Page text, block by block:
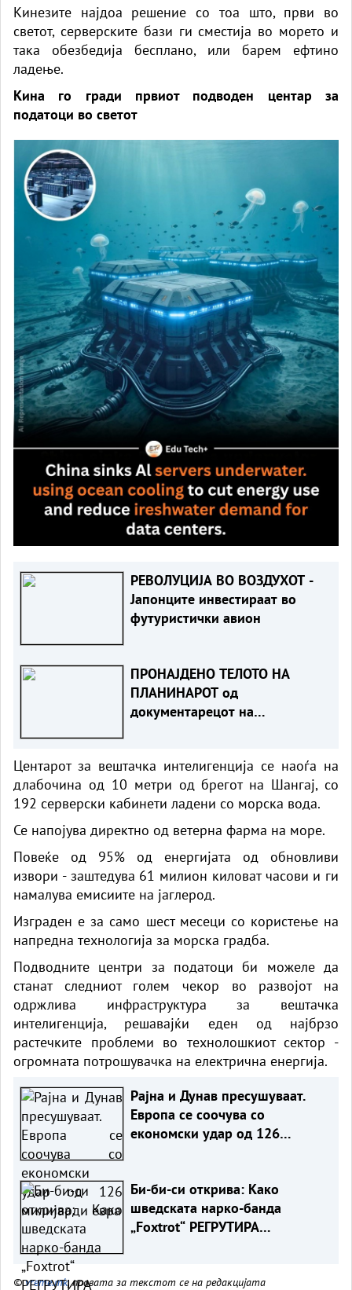
Кинезите најдоа решение со тоа што, први во
светот, серверските бази ги сместија во морето и
така обезбедија бесплано, или барем ефтино
ладење.
Кина го гради првиот подводен центар за
податоци во светот
РЕВОЛУЦИЈА ВО ВОЗДУХОТ -
Јапонците инвестираат во
футуристички авион
ПРОНАЈДЕНО ТЕЛОТО НА
ПЛАНИНАРОТ од
документарецот на
Центарот за вештачка интелигенција се наоѓа на
длабочина од 10 метри од брегот на Шангај, со
192 серверски кабинети ладени со морска вода.
Се напојува директно од ветерна фарма на море.
Повеќе од 95% од енергијата од обновливи
извори - заштедува 61 милион киловат часови и ги
намалува емисиите на јаглерод.
Изграден е за само шест месеци со користење на
напредна технологија за морска градба.
Подводните центри за податоци би можеле да
станат следниот голем чекор во развојот на
одржлива инфраструктура за вештачка
интелигенција, решавајќи еден од најбрзо
растечките проблеми во технолошкиот сектор -
огромната потрошувачка на електрична енергија.
Рајна и Дунав пресушуваат.
Европа се соочува со
економски удар од 126
Би-би-си открива: Како
шведската нарко-банда
„Foxtrot“ РЕГРУТИРА
©vreme.mk, правата за текстот се на редакцијата